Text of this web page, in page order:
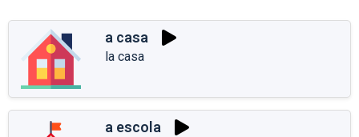
a casa
la casa
a escola